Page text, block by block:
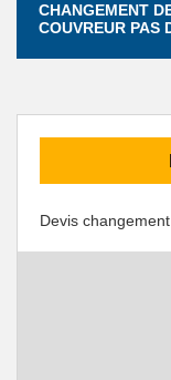
CHANGEMENT
COUVREUR PAS
Devis